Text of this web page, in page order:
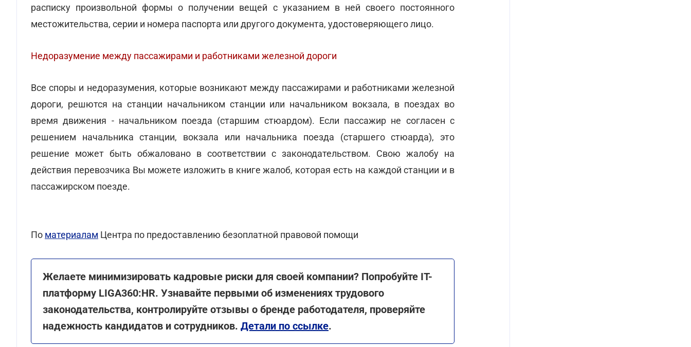
расписку произвольной формы о получении вещей с указанием в ней своего постоянного
местожительства, серии и номера паспорта или другого документа, удостоверяющего лицо.
Недоразумение между пассажирами и работниками железной дороги
Все споры и недоразумения, которые возникают между пассажирами и работниками железной
дороги, решются на станции начальником станции или начальником вокзала, в поездах во
время движения - начальником поезда (старшим стюардом). Если пассажир не согласен с
решением начальника станции, вокзала или начальника поезда (старшего стюарда), это
решение может быть обжаловано в соответствии с законодательством. Свою жалобу на
действия перевозчика Вы можете изложить в книге жалоб, которая есть на каждой станции и в
пассажирском поезде.
По материалам Центра по предоставлению безоплатной правовой помощи
Желаете минимизировать кадровые риски для своей компании? Попробуйте ІТ-
платформу LIGA360:HR. Узнавайте первыми об изменениях трудового
законодательства, контролируйте отзывы о бренде работодателя, проверяйте
надежность кандидатов и сотрудников. Детали по ссылке.